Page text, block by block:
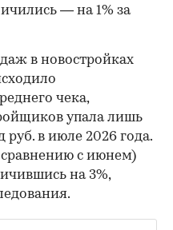
— на 1% за
в новостройках
чека,
упала лишь
руб. в июле 2026 года.
с июнем)
на 3%,